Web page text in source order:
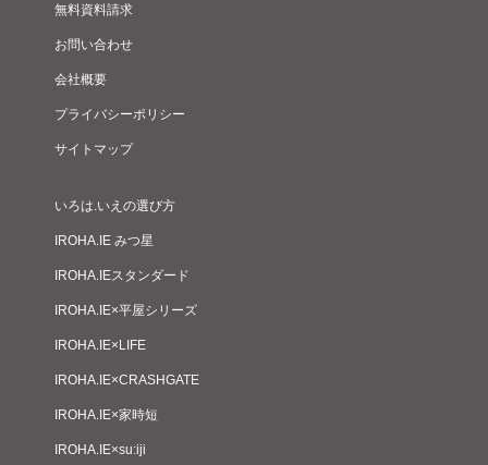
無料資料請求
お問い合わせ
会社概要
プライバシーポリシー
サイトマップ
いろは.いえの選び方
IROHA.IE みつ星
IROHA.IEスタンダード
IROHA.IE×平屋シリーズ
IROHA.IE×LIFE
IROHA.IE×CRASHGATE
IROHA.IE×家時短
IROHA.IE×su:iji